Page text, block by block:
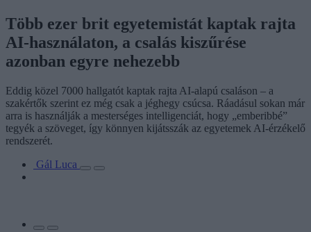
Több ezer brit egyetemistát kaptak rajta
AI-használaton, a csalás kiszűrése
azonban egyre nehezebb
Eddig közel 7000 hallgatót kaptak rajta AI-alapú csaláson – a
szakértők szerint ez még csak a jéghegy csúcsa. Ráadásul sokan már
arra is használják a mesterséges intelligenciát, hogy „emberibbé”
tegyék a szöveget, így könnyen kijátsszák az egyetemek AI-érzékelő
rendszerét.
Gál Luca